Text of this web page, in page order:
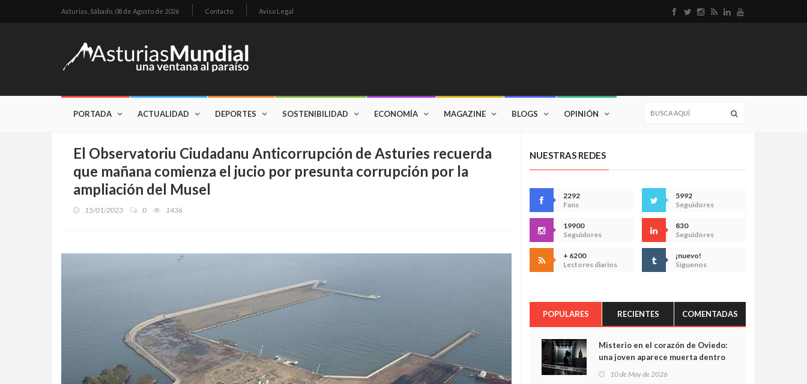
Asturias, Sábado, 08 de Agosto de 2026 Contacto Aviso Legal
PORTADA ACTUALIDAD DEPORTES SOSTENIBILIDAD ECONOMÍA MAGAZINE BLOGS OPINIÓN
El Observatoriu Ciudadanu Anticorrupción de Asturies recuerda
que mañana comienza el jucio por presunta corrupción por la
ampliación del Musel
15/01/2023 0 1436
NUESTRAS REDES
2292
Fans
5992
Seguidores
19900
Seguidores
830
Seguidores
+ 6200
Lectores diarios
¡nuevo!
Síguenos
POPULARES RECIENTES COMENTADAS
Misterio en el corazón de Oviedo:
una joven aparece muerta dentro
cámaras captan sus últimos
10 de May de 2026